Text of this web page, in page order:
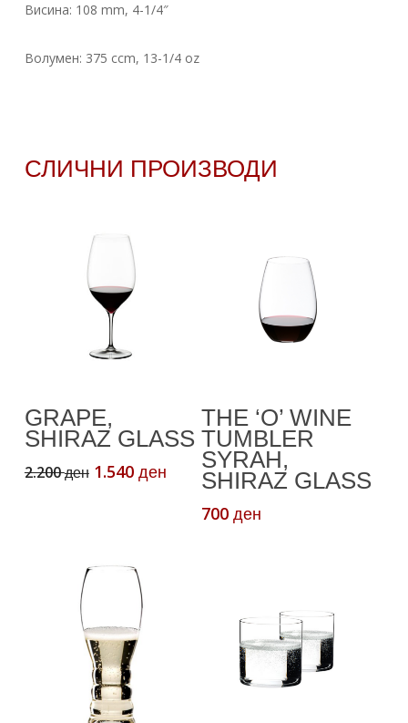
Висина: 108 mm, 4-1/4″
Волумен: 375 ccm, 13-1/4 oz
СЛИЧНИ ПРОИЗВОДИ
Кошничка
GRAPE,
SHIRAZ GLASS
2.200ден Original
1.540 денCurrent
price
1.540 ден.
THE ‘O’ WINE
TUMBLER
SYRAH,
SHIRAZ GLASS
700ден